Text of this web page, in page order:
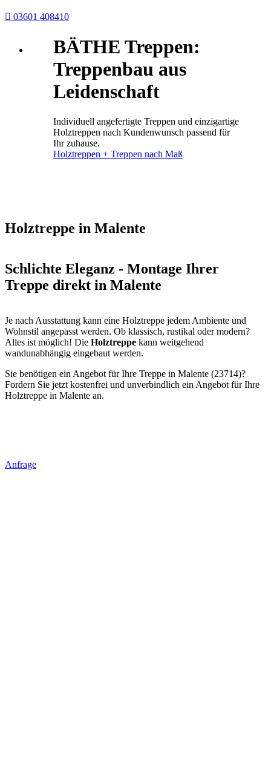
 03601 408410
BÄTHE Treppen:
Treppenbau aus
Leidenschaft
Individuell angefertigte Treppen und einzigartige
Holztreppen nach Kundenwunsch passend für
Ihr zuhause.
Holztreppen + Treppen nach Maß
Holztreppe in Malente
Schlichte Eleganz - Montage Ihrer
Treppe direkt in Malente
Je nach Ausstattung kann eine Holztreppe jedem Ambiente und
Wohnstil angepasst werden. Ob klassisch, rustikal oder modern?
Alles ist möglich! Die Holztreppe kann weitgehend
wandunabhängig eingebaut werden.
Sie benötigen ein Angebot für Ihre Treppe in Malente (23714)?
Fordern Sie jetzt kostenfrei und unverbindlich ein Angebot für Ihre
Holztreppe in Malente an.
Anfrage